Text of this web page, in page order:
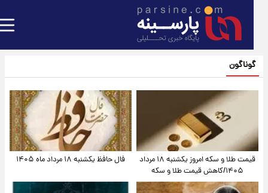
گوناگون
قیمت طلا و سکه امروز یکشنبه ۱۸ مرداد
۱۴۰۵/کاهش قیمت طلا و سکه
فال حافظ یکشنبه ۱۸ مرداد ماه ۱۴۰۵